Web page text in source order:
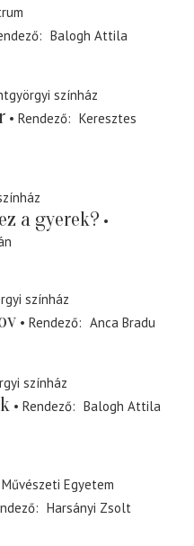
Balogh Attila
színház
Rendező
Keresztes
a gyerek?
színház
Rendező
Anca Bradu
színház
Rendező
Balogh Attila
Egyetem
Harsányi Zsolt